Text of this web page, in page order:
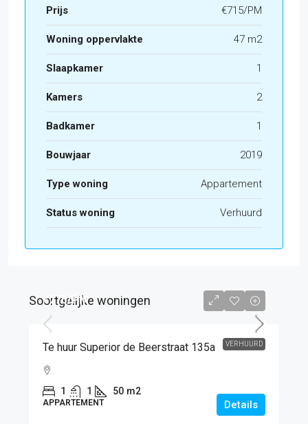
Prijs €715/PM
Woning oppervlakte 47 m2
Slaapkamer 1
Kamers 2
Badkamer 1
Bouwjaar 2019
Type woning Appartement
Status woning Verhuurd
Soortgelijke woningen
VERHUURD
€775/PM
Te huur Superior de Beerstraat 135a
1 1 50 m2
APPARTEMENT Details